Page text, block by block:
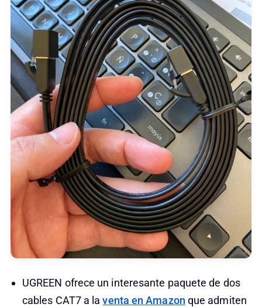
UGREEN ofrece un interesante paquete de dos
cables CAT7 a laventa en Amazon que admiten